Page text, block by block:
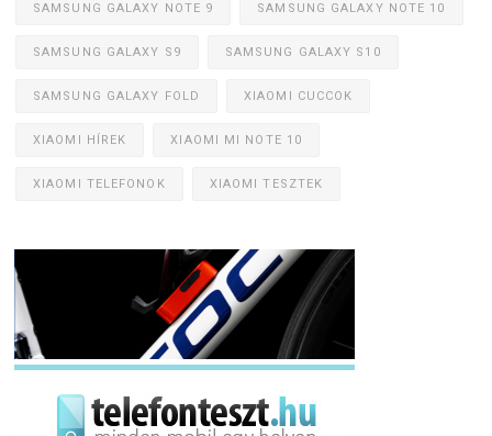
SAMSUNG GALAXY NOTE 9 SAMSUNG GALAXY NOTE 10
SAMSUNG GALAXY S9 SAMSUNG GALAXY S10
SAMSUNG GALAXY FOLD XIAOMI CUCCOK
XIAOMI HÍREK XIAOMI MI NOTE 10
XIAOMI TELEFONOK XIAOMI TESZTEK